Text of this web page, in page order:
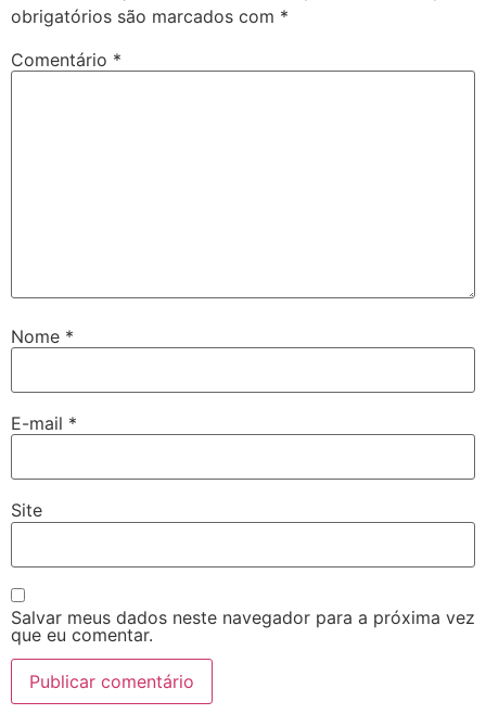
obrigatórios são marcados com *
Comentário *
Nome *
E-mail *
Site
Salvar meus dados neste navegador para a próxima vez
que eu comentar.